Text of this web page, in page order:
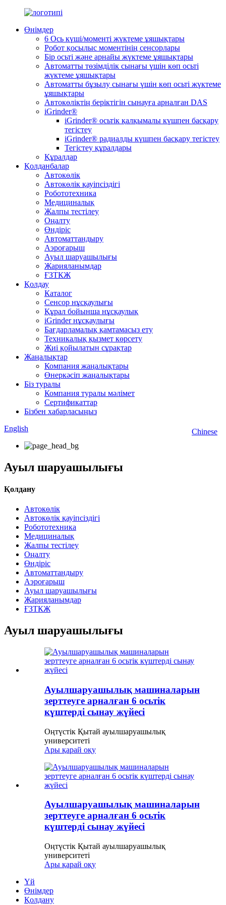
Өнімдер
6 Ось күші/моменті жүктеме ұяшықтары
Робот қосылыс моментінің сенсорлары
Бір осьті және арнайы жүктеме ұяшықтары
Автоматты төзімділік сынағы үшін көп осьті
жүктеме ұяшықтары
Автоматты бұзылу сынағы үшін көп осьті жүктеме
ұяшықтары
Автокөліктің беріктігін сынауға арналған DAS
iGrinder®
iGrinder® осьтік қалқымалы күшпен басқару
тегістеу
iGrinder® радиалды күшпен басқару тегістеу
Тегістеу құралдары
Құралдар
Қолданбалар
Автокөлік
Автокөлік қауіпсіздігі
Робототехника
Медициналық
Жалпы тестілеу
Оңалту
Өндіріс
Автоматтандыру
Аэроғарыш
Ауыл шаруашылығы
Жарияланымдар
ҒЗТКЖ
Қолдау
Каталог
Сенсор нұсқаулығы
Құрал бойынша нұсқаулық
iGrinder нұсқаулығы
Бағдарламалық қамтамасыз ету
Техникалық қызмет көрсету
Жиі қойылатын сұрақтар
Жаңалықтар
Компания жаңалықтары
Өнеркәсіп жаңалықтары
Біз туралы
Компания туралы мәлімет
Сертификаттар
Бізбен хабарласыңыз
Chinese
English
Ауыл шаруашылығы
Қолдану
Автокөлік
Автокөлік қауіпсіздігі
Робототехника
Медициналық
Жалпы тестілеу
Оңалту
Өндіріс
Автоматтандыру
Аэроғарыш
Ауыл шаруашылығы
Жарияланымдар
ҒЗТКЖ
Ауыл шаруашылығы
Ауылшаруашылық машиналарын
зерттеуге арналған 6 осьтік
күштерді сынау жүйесі
Оңтүстік Қытай ауылшаруашылық
университеті
Ары қарай оқу
Ауылшаруашылық машиналарын
зерттеуге арналған 6 осьтік
күштерді сынау жүйесі
Оңтүстік Қытай ауылшаруашылық
университеті
Ары қарай оқу
Үй
Өнімдер
Қолдану